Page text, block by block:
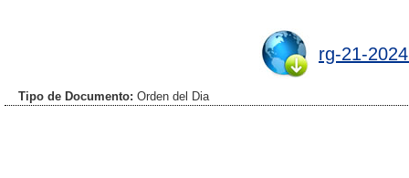
rg-21-
Tipo de Documento: Orden del Dia